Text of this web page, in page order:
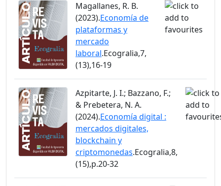
Magallanes, R. B.
(2023).Economía de
plataformas y
mercado
laboral.Ecogralia,7,
(13),16-19
Azpitarte, J. I.; Bazzano, F.;
& Prebetera, N. A.
(2024).Economía digital :
mercados digitales,
blockchain y
criptomonedas.Ecogralia,8,
(15),p.20-32